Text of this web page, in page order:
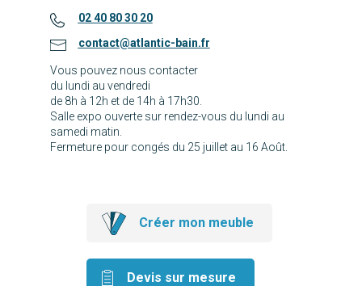
02 40 80 30 20
contact@atlantic-bain.fr
Vous pouvez nous contacter
du lundi au vendredi
de 8h à 12h et de 14h à 17h30.
Salle expo ouverte sur rendez-vous du lundi au
samedi matin.
Fermeture pour congés du 25 juillet au 16 Août.
Créer mon meuble
Devis sur mesure